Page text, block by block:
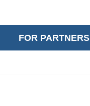
FOR PARTNERS